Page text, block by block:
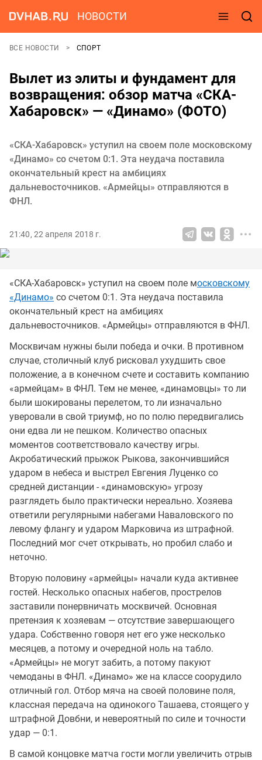
НОВОСТИ
ВСЕ НОВОСТИ СПОРТ
Вылет из элиты и фундамент для
возвращения: обзор матча «СКА-
Хабаровск» — «Динамо» (ФОТО)
«СКА-Хабаровск» уступил на своем поле московскому
«Динамо» со счетом 0:1. Эта неудача поставила
окончательный крест на амбициях
дальневосточников. «Армейцы» отправляются в
ФНЛ.
21:40, 22 апреля 2018 г.
«СКА-Хабаровск» уступил на своем поле московскому
«Динамо» со счетом 0:1. Эта неудача поставила
окончательный крест на амбициях
дальневосточников. «Армейцы» отправляются в ФНЛ.
Москвичам нужны были победа и очки. В противном
случае, столичный клуб рисковал ухудшить свое
положение, а в конечном счете и составить компанию
«армейцам» в ФНЛ. Тем не менее, «динамовцы» то ли
были шокированы перелетом, то ли изначально
уверовали в свой триумф, но по полю передвигались
они едва ли не пешком. Количество опасных
моментов соответствовало качеству игры.
Акробатический прыжок Рыкова, закончившийся
ударом в небеса и выстрел Евгения Луценко со
средней дистанции - «динамовскую» угрозу
разглядеть было практически нереально. Хозяева
ответили регулярными набегами Наваловского по
левому флангу и ударом Марковича из штрафной.
Последний мог счет открывать, но пробил слабо и
неточно.
Вторую половину «армейцы» начали куда активнее
гостей. Несколько опасных набегов, прострелов
заставили понервничать москвичей. Основная
претензия к хозяевам — отсутствие завершающего
удара. Собственно говоря нет его уже несколько
месяцев, а потому и очередной ноль на табло.
«Армейцы» не могут забить, а потому пакуют
чемоданы в ФНЛ. «Динамо» же на классе соорудило
отличный гол. Отбор мяча на своей половине поля,
классная передача на одинокого Ташаева, стоящего у
штрафной Довбни, и невероятный по силе и точности
удар — 0:1.
В самой концовке матча гости могли увеличить отрыв